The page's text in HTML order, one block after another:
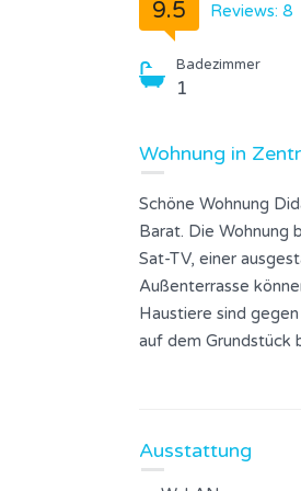
9.5 Reviews: 8
Badezimmer
1
Wohnung in
Schöne Wohnung
Barat. Die Wohnung
Sat-TV, einer
Außenterrasse
Haustiere sind
auf dem Grundstück
voller markierter
Dvigrad, Tinjan,
Ausstattung